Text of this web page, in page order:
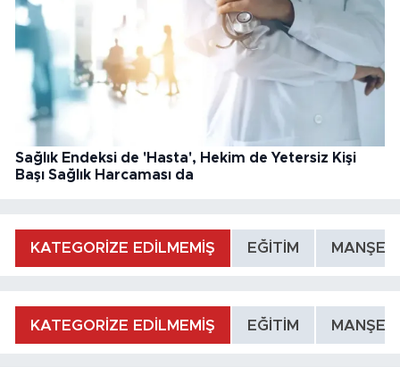
Sağlık Endeksi de 'Hasta', Hekim de Yetersiz Kişi
Başı Sağlık Harcaması da
KATEGORİZE EDİLMEMİŞ EĞİTİM MANŞET
KATEGORİZE EDİLMEMİŞ EĞİTİM MANŞET